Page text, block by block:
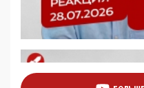
05:58, 26 Мая 2026
Роскомнадзор
деструктивным и
07:39, 25 Мая 2026
ценностей: «Новые